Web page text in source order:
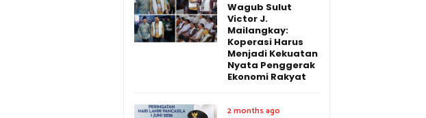
Wagub Sulut
Victor J.
Mailangkay:
Koperasi Harus
Menjadi Kekuatan
Nyata Penggerak
Ekonomi Rakyat
2 months ago